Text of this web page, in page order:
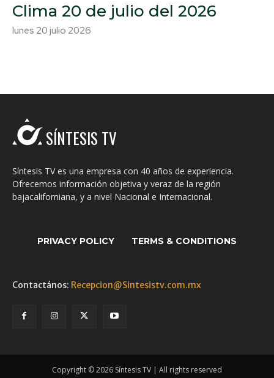
Clima 20 de julio del 2026
lunes 20 julio 2026
SÍNTESIS TV
Síntesis TV es una empresa con 40 años de experiencia.
Ofrecemos información objetiva y veraz de la región
bajacaliforniana, y a nivel Nacional e Internacional.
PRIVACY POLICY TERMS & CONDITIONS
Contactános: Recepcion@Sintesistv.com.mx
Copyright © 2026 Síntesis TV | All rights reserved